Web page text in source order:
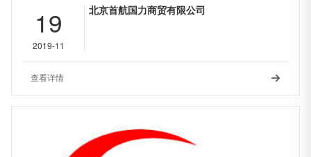
19
2019-11
北京首航国力商贸有限公司
查看详情 